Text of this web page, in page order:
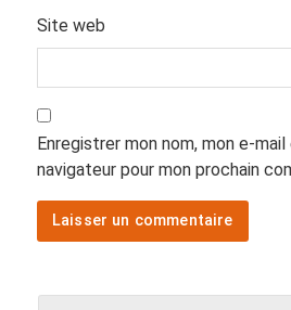
Site web
Enregistrer mon nom, mon e-
navigateur pour mon prochain